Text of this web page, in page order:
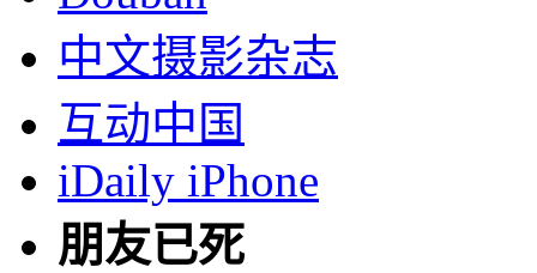
中文摄影杂志
互动中国
iDaily iPhone
朋友已死